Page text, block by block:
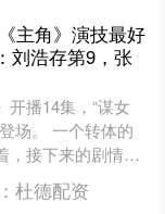
主角》演技最好
刘浩存第9，张
开播14集，“谋女
场。 一个转体的
，接下来的剧情，
改编自陈彦茅盾文
....
杜德配资